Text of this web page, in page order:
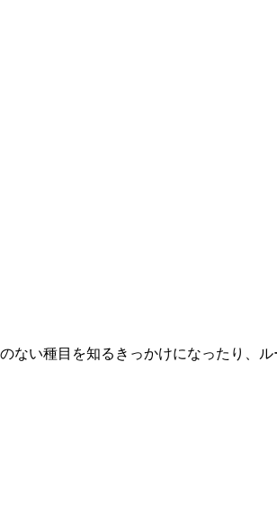
い種目を知るきっかけになったり、